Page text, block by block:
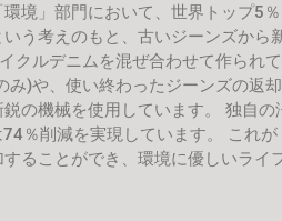
境」部門において、世界トップ5
う考えのもと、古いジーンズか
クルデニムを混ぜ合わせて作られて
)や、使い終わったジーンズの
の機械を使用しています。 独自
％削減を実現しています。 これが
ることができ、環境に優しいラ